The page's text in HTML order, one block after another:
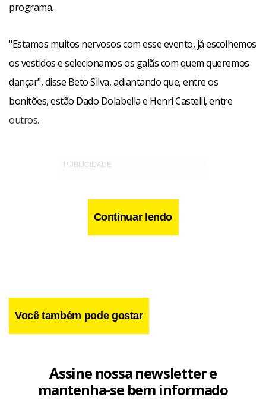
programa.
"Estamos muitos nervosos com esse evento, já escolhemos
os vestidos e selecionamos os galãs com quem queremos
dançar", disse Beto Silva, adiantando que, entre os
bonitões, estão Dado Dolabella e Henri Castelli, entre
outros.
Facebook
WhatsApp
LinkedIn
Twitter
X Telegram
Share
Continuar lendo
Você também pode gostar
Assine nossa newsletter e
mantenha-se bem informado